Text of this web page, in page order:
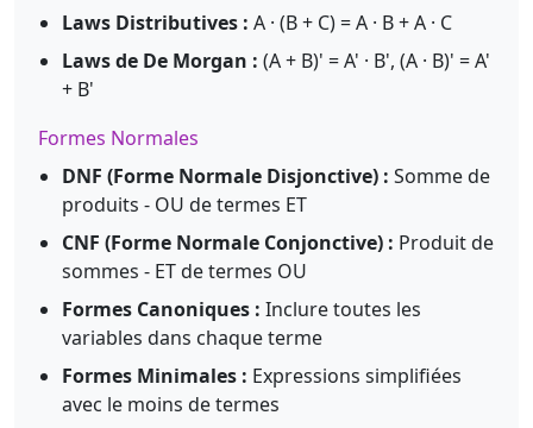
Laws Distributives : A · (B + C) = A · B + A · C
Laws de De Morgan : (A + B)' = A' · B', (A · B)' = A'
+ B'
Formes Normales
DNF (Forme Normale Disjonctive) : Somme de
produits - OU de termes ET
CNF (Forme Normale Conjonctive) : Produit de
sommes - ET de termes OU
Formes Canoniques : Inclure toutes les
variables dans chaque terme
Formes Minimales : Expressions simplifiées
avec le moins de termes